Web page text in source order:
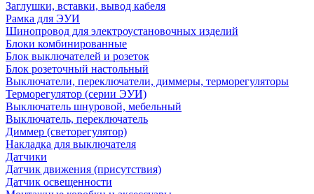
Заглушки, вставки, вывод кабеля
Рамка для ЭУИ
Шинопровод для электроустановочных изделий
Блоки комбинированные
Блок выключателей и розеток
Блок розеточный настольный
Выключатели, переключатели, диммеры, терморегуляторы
Терморегулятор (серии ЭУИ)
Выключатель шнуровой, мебельный
Выключатель, переключатель
Диммер (светорегулятор)
Накладка для выключателя
Датчики
Датчик движения (присутствия)
Датчик освещенности